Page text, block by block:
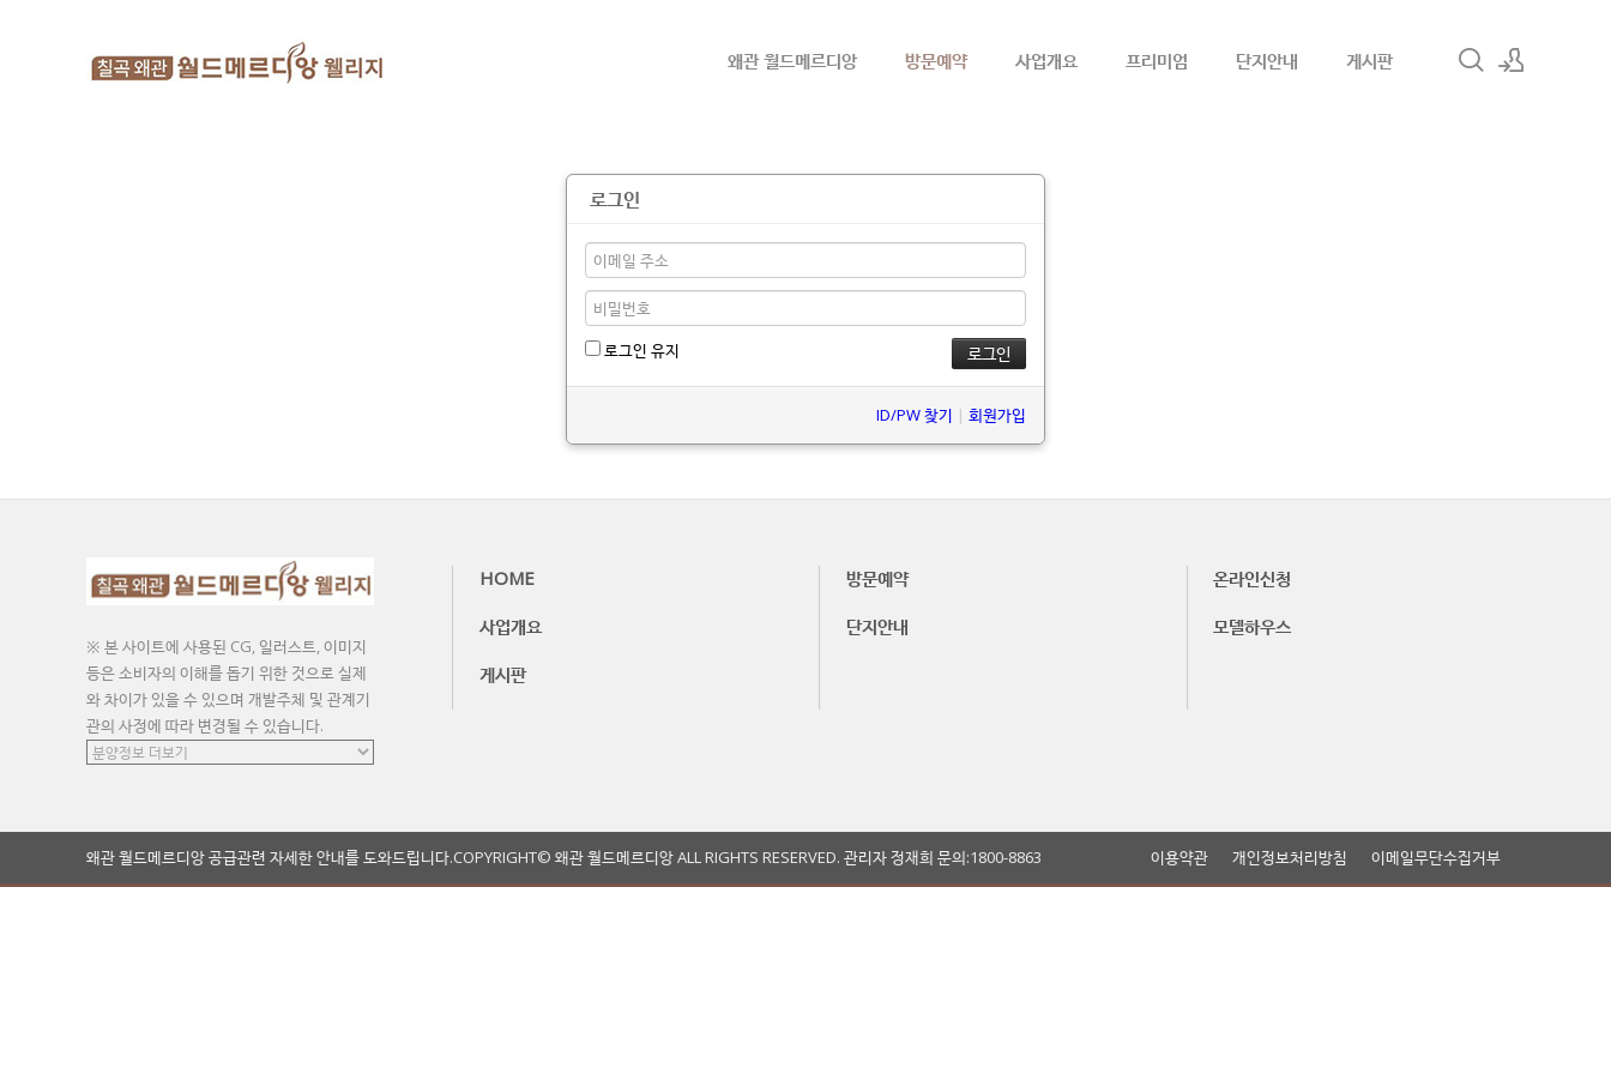
왜관 월드메르디앙 방문예약 사업개요 프리미엄 단지안내 게시판
로그인
로그인 유지
ID/PW 찾기 | 회원가입
※ 본 사이트에 사용된 CG, 일러스트, 이미지
등은 소비자의 이해를 돕기 위한 것으로 실제
와 차이가 있을 수 있으며 개발주체 및 관계기
관의 사정에 따라 변경될 수 있습니다.
HOME 방문예약
온라인신청
사업개요
단지안내
모델하우스
게시판
왜관 월드메르디앙 공급관련 자세한 안내를 도와드립니다. 이메일무단수집거부
개인정보처리방침
이용약관
COPYRIGHT© 왜관 월드메르디앙 ALL RIGHTS RESERVED. 관리자 정재희 문의:1800-8863